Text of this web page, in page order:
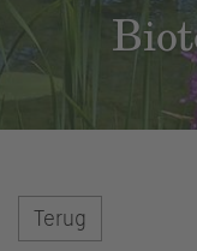
Terug